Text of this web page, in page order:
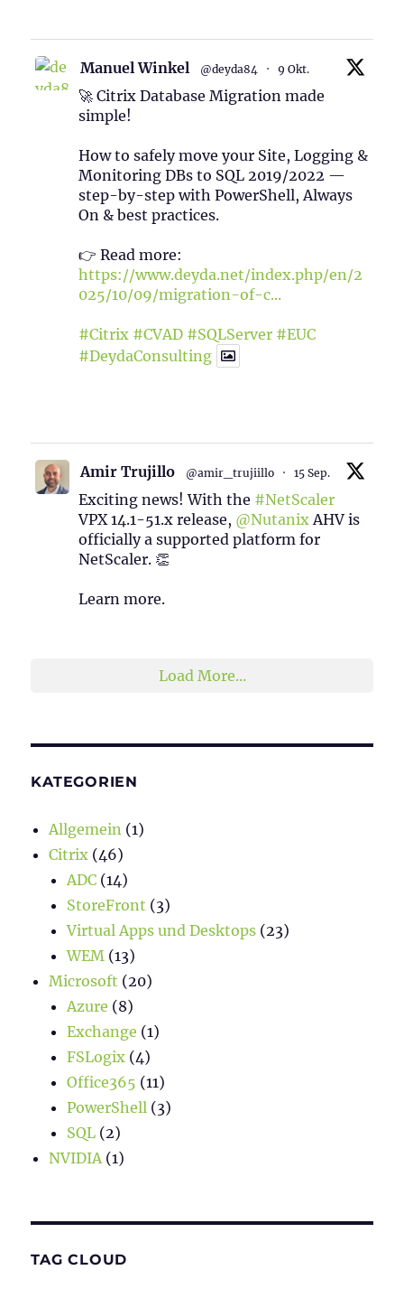
Manuel Winkel @deyda84 · 9 Okt.
🚀 Citrix Database Migration made
simple!
How to safely move your Site, Logging &
Monitoring DBs to SQL 2019/2022 —
step-by-step with PowerShell, Always
On & best practices.
👉 Read more:
https://www.deyda.net/index.php/en/2
025/10/09/migration-of-c...
#Citrix #CVAD #SQLServer #EUC
#DeydaConsulting
Amir Trujillo @amir_trujiillo · 15 Sep.
Exciting news! With the #NetScaler
VPX 14.1-51.x release, @Nutanix AHV is
officially a supported platform for
NetScaler. 👏
Learn more.
Load More...
KATEGORIEN
Allgemein (1)
Citrix (46)
ADC (14)
StoreFront (3)
Virtual Apps und Desktops (23)
WEM (13)
Microsoft (20)
Azure (8)
Exchange (1)
FSLogix (4)
Office365 (11)
PowerShell (3)
SQL (2)
NVIDIA (1)
TAG CLOUD